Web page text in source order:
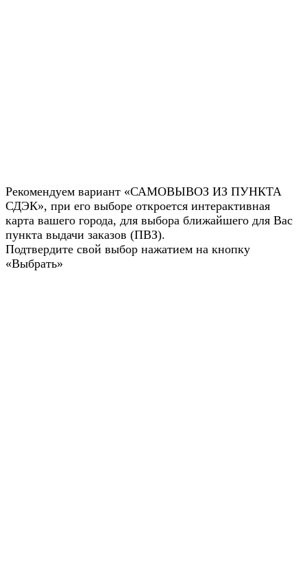
Рекомендуем вариант «САМОВЫВОЗ ИЗ ПУНКТА
СДЭК», при его выборе откроется интерактивная
карта вашего города, для выбора ближайшего для Вас
пункта выдачи заказов (ПВЗ).
Подтвердите свой выбор нажатием на кнопку
«Выбрать»